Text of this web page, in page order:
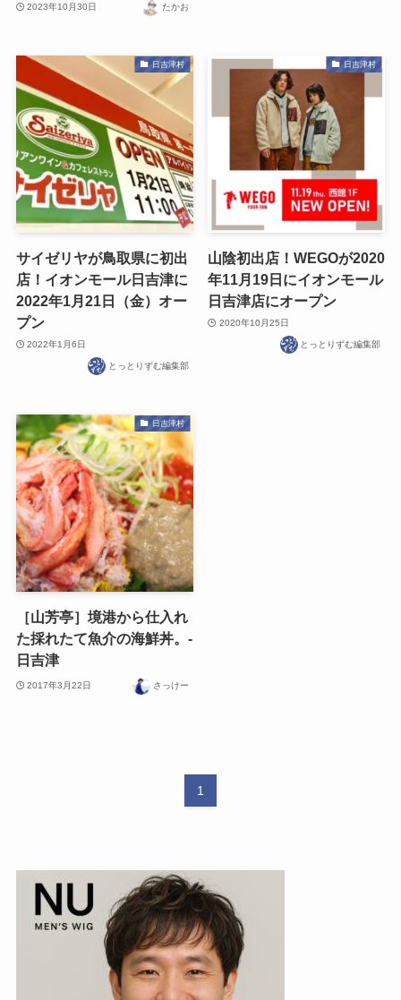
2023年10月30日 たかお
日吉津村
サイゼリヤが鳥取県に初出
店！イオンモール日吉津に
2022年1月21日（金）オー
プン
2022年1月6日
とっとりずむ編集部
日吉津村
山陰初出店！WEGOが2020
年11月19日にイオンモール
日吉津店にオープン
2020年10月25日
とっとりずむ編集部
日吉津村
［山芳亭］境港から仕入れ
た採れたて魚介の海鮮丼。-
日吉津
2017年3月22日 さっけー
1